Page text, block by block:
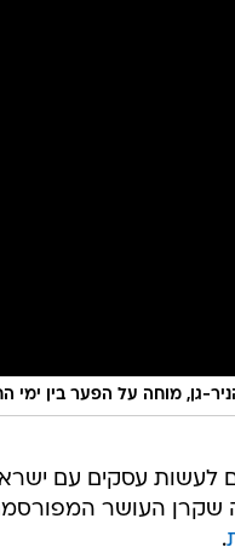
הניר-גן, מוחה על הפער בין ימי
לעשות עסקים עם
העושר
.